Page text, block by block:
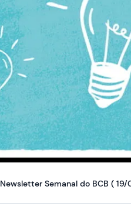
Newsletter Semanal do BCB ( 19/